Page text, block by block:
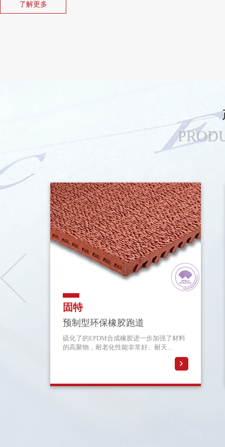
喂料、自动压延复活、在常压下连续不间断的硫化与二次硫化定型、冷
项目生产技能配置科学合理、产量高、能耗少、劳动强度低、质量效能
华东控股集团温州康体设备有限公司生产的产品成功供应国内外大型
年河南省南阳市农运会、2013年尼日利亚非洲青年运动会、2014年韩国
跑道、2014年俄罗斯索契冬奥会开幕式地垫等，得到国内外广大地区客
了解更多
固特
预制型环保橡胶跑道
硫化了的EPDM合成橡胶进一步加强了材料
的高聚物，耐老化性能非常好、耐天...